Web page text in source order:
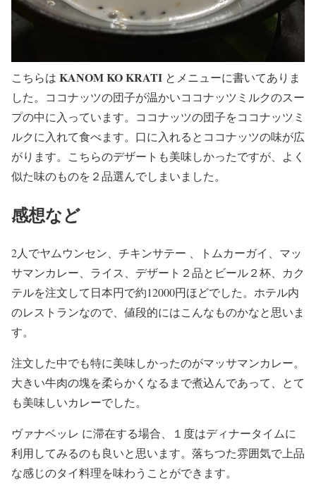
こちらは KANOM KO KRATI とメニューに書いてありま
した。ココナッツの団子が温かいココナッツミルクのスー
プの中に入っています。ココナッツの団子をココナッツミ
ルクに入れて食べます。口に入れるとココナッツの味が広
がります。こちらのデザートも美味しかったですが、よく
似た味のものを２品選んでしまいました。
感想など
2人でヤムウンセン、チキンサテー 、トムカーガイ、マッ
サマンカレー、ライス、デザート２品とビール２杯、カク
テルを注文して日本円で約12000円ほどでした。ホテル内
のレストランなので、値段的にはこんなものかなと思いま
す。
注文した中でも特に美味しかったのがマッサマンカレー。
大きい牛肉の塊を柔らかくなるまで煮込んであって、とて
も美味しいカレーでした。
ヴァナベッレ に滞在する場合、１度はディナータイムに
利用してみるのも良いと思います。落ちつた雰囲気で上品
な感じのタイ料理を味わうことができます。